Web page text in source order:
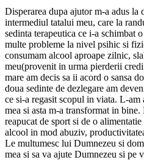
Disperarea dupa ajutor m-a adus la
intermediul tatalui meu, care la
sedinta terapeutica ce i-a schimbat
multe probleme la nivel psihic si
consumam alcool aproape zilnic,
meu(provenit in urma pierderii
mare am decis sa ii acord o sansa
doua sedinte de dezlegare am
ce si-a regasit scopul in viata. L-
mea si asta m-a transformat in
reapucat de sport si de o
alcool in mod abuziv,
Le multumesc lui Dumnezeu si
mea si sa va ajute Dumnezeu si pe